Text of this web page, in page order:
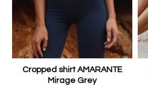
Cropped shirt AMARANTE
Mirage Grey